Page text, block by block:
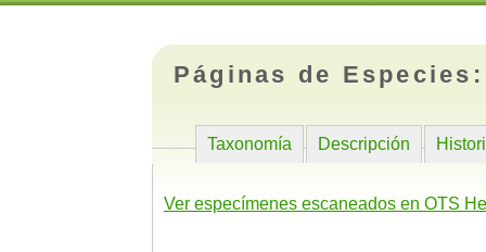
Páginas de
Taxonomía Descripción
Ver especímenes escaneados en OTS